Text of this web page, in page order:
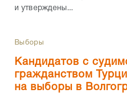
и утверждены...
Выборы
Кандидатов с
гражданством
на выборы в